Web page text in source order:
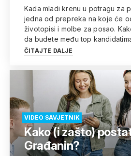
Kada mladi krenu u potragu za
jedna od prepreka na koje će
životopisi i molbe za posao.
da budete među top
ČITAJTE DALJE
VIDEO SAVJETNIK
Kako (i zašto)
Građanin?